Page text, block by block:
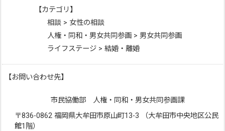
【カテゴリ】
相談 > 女性の相談
人権・同和・男女共同参画 > 男女共同参画
ライフステージ > 結婚・離婚
【お問い合わせ先】
市民協働部 人権・同和・男女共同参画課
〒836-0862 福岡県大牟田市原山町13-3 （大牟田市中央地区公民
館1階）